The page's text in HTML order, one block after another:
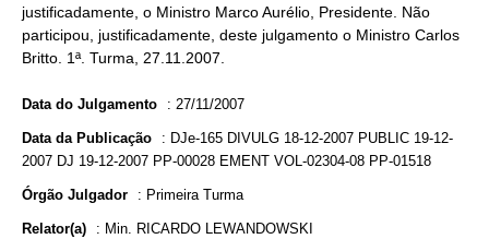
justificadamente, o Ministro Marco Aurélio, Presidente. Não
participou, justificadamente, deste julgamento o Ministro Carlos
Britto. 1ª. Turma, 27.11.2007.
Data do Julgamento : 27/11/2007
Data da Publicação : DJe-165 DIVULG 18-12-2007 PUBLIC 19-12-
2007 DJ 19-12-2007 PP-00028 EMENT VOL-02304-08 PP-01518
Órgão Julgador : Primeira Turma
Relator(a) : Min. RICARDO LEWANDOWSKI